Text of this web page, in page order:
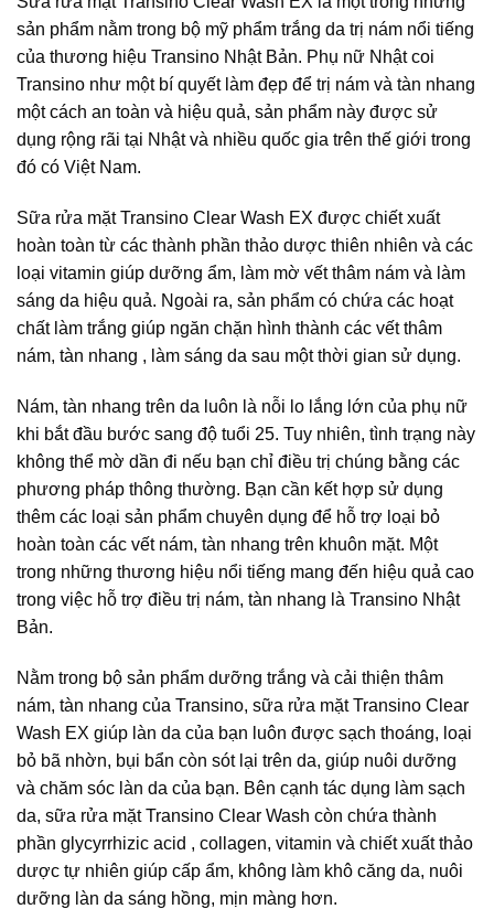
sản phẩm nằm trong bộ mỹ phẩm trắng da trị nám nổi tiếng
của thương hiệu Transino Nhật Bản. Phụ nữ Nhật coi
Transino như một bí quyết làm đẹp để trị nám và tàn nhang
một cách an toàn và hiệu quả, sản phẩm này được sử
dụng rộng rãi tại Nhật và nhiều quốc gia trên thế giới trong
đó có Việt Nam.
Sữa rửa mặt Transino Clear Wash EX được chiết xuất
hoàn toàn từ các thành phần thảo dược thiên nhiên và các
loại vitamin giúp dưỡng ẩm, làm mờ vết thâm nám và làm
sáng da hiệu quả. Ngoài ra, sản phẩm có chứa các hoạt
chất làm trắng giúp ngăn chặn hình thành các vết thâm
nám, tàn nhang , làm sáng da sau một thời gian sử dụng.
Nám, tàn nhang trên da luôn là nỗi lo lắng lớn của phụ nữ
khi bắt đầu bước sang độ tuổi 25. Tuy nhiên, tình trạng này
không thể mờ dần đi nếu bạn chỉ điều trị chúng bằng các
phương pháp thông thường. Bạn cần kết hợp sử dụng
thêm các loại sản phẩm chuyên dụng để hỗ trợ loại bỏ
hoàn toàn các vết nám, tàn nhang trên khuôn mặt. Một
trong những thương hiệu nổi tiếng mang đến hiệu quả cao
trong việc hỗ trợ điều trị nám, tàn nhang là Transino Nhật
Bản.
Nằm trong bộ sản phẩm dưỡng trắng và cải thiện thâm
nám, tàn nhang của Transino, sữa rửa mặt Transino Clear
Wash EX giúp làn da của bạn luôn được sạch thoáng, loại
bỏ bã nhờn, bụi bẩn còn sót lại trên da, giúp nuôi dưỡng
và chăm sóc làn da của bạn. Bên cạnh tác dụng làm sạch
da, sữa rửa mặt Transino Clear Wash còn chứa thành
phần glycyrrhizic acid , collagen, vitamin và chiết xuất thảo
dược tự nhiên giúp cấp ẩm, không làm khô căng da, nuôi
dưỡng làn da sáng hồng, mịn màng hơn.